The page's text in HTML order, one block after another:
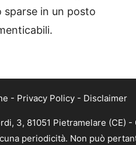
sparse in un posto
- Privacy Policy - Disclaimer
3, 81051 Pietramelare (CE)
periodicità. Non può